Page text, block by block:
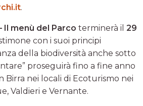
.
Il menù del Parco terminerà il 29
con i suoi principi
della biodiversità anche sotto
proseguirà fino a fine anno
Birra nei locali di Ecoturismo nei
Valdieri e Vernante.